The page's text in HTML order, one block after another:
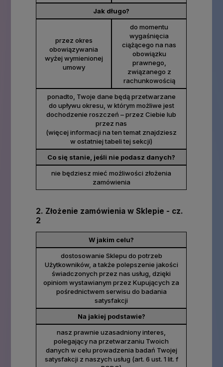
Jak długo?
przez okres
obowiązywania
wyżej wymienionej
umowy
do momentu
wygaśnięcia
ciążącego na nas
obowiązku
prawnego,
związanego z
rachunkowością
ponadto, Twoje dane będą przetwarzane
do upływu okresu, w którym możliwe jest
dochodzenie roszczeń – przez Ciebie lub
przez nas
(więcej informacji na ten temat znajdziesz
w ostatniej tabeli tej sekcji)
Co się stanie, jeśli nie podasz danych?
nie będziesz mieć możliwości złożenia
zamówienia
2. Złożenie zamówienia w Sklepie - cz.
2
W jakim celu?
dostosowanie Sklepu do potrzeb
Użytkowników, a także polepszenie jakości
świadczonych przez nas usług, dzięki
opiniom wystawianym przez Kupujących za
pośrednictwem serwisu do badania
satysfakcji
Na jakiej podstawie?
nasz prawnie uzasadniony interes,
polegający na przetwarzaniu Twoich
danych w celu prowadzenia badań Twojej
satysfakcji z naszych usług (art. 6 ust. 1 lit. f